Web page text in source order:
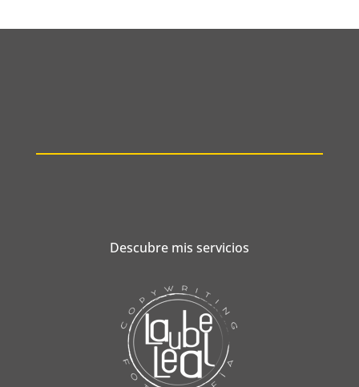
Descubre mis servicios